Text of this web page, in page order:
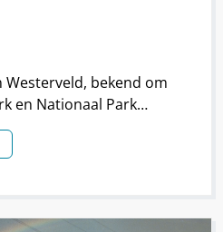
bekend om
en Nationaal Park
ontstond rond de